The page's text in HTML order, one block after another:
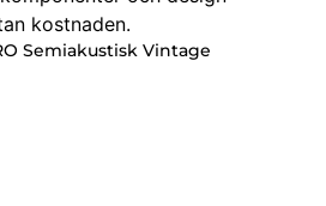
Semiakustisk Vintage